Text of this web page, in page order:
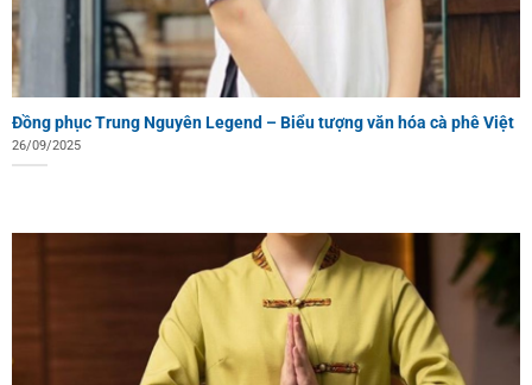
Đồng phục Trung Nguyên Legend – Biểu tượng văn hóa cà phê Việt
26/09/2025